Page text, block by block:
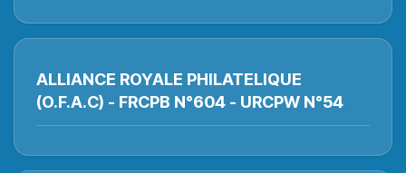
ALLIANCE ROYALE PHILATELIQUE
(O.F.A.C) - FRCPB N°604 - URCPW N°54